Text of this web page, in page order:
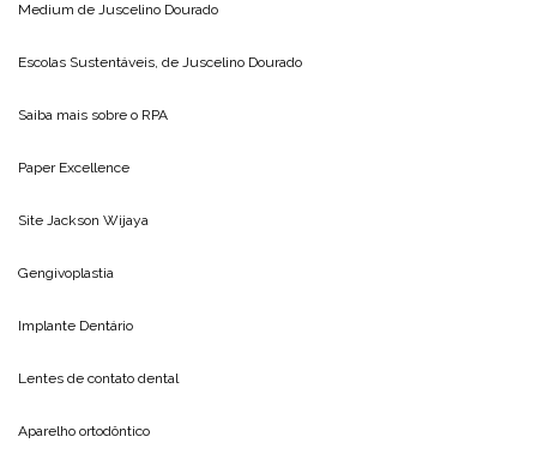
Medium de Juscelino Dourado
Escolas Sustentáveis, de Juscelino Dourado
Saiba mais sobre o RPA
Paper Excellence
Site Jackson Wijaya
Gengivoplastia
Implante Dentário
Lentes de contato dental
Aparelho ortodôntico